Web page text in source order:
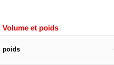
Volume et poids
poids